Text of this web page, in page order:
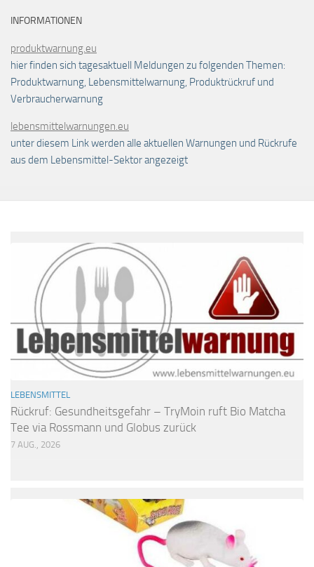
INFORMATIONEN
produktwarnung.eu
hier finden sich tagesaktuell Meldungen zu folgenden Themen:
Produktwarnung, Lebensmittelwarnung, Produktrückruf und
Verbraucherwarnung
lebensmittelwarnungen.eu
unter diesem Link werden alle aktuellen Warnungen und Rückrufe
aus dem Lebensmittel-Sektor angezeigt
LEBENSMITTEL
Rückruf: Gesundheitsgefahr – TryMoin ruft Bio Matcha
Tee via Rossmann und Globus zurück
7 AUG., 2026